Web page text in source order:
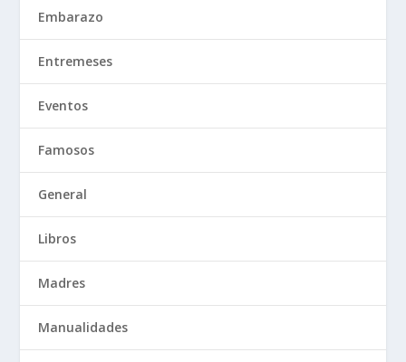
Embarazo
Entremeses
Eventos
Famosos
General
Libros
Madres
Manualidades